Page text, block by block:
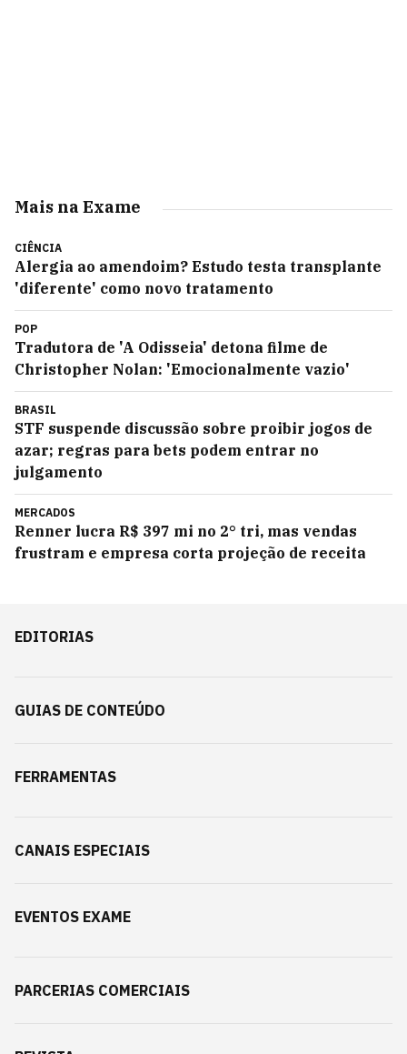
Mais na Exame
CIÊNCIA
Alergia ao amendoim? Estudo testa transplante
'diferente' como novo tratamento
POP
Tradutora de 'A Odisseia' detona filme de
Christopher Nolan: 'Emocionalmente vazio'
BRASIL
STF suspende discussão sobre proibir jogos de
azar; regras para bets podem entrar no
julgamento
MERCADOS
Renner lucra R$ 397 mi no 2° tri, mas vendas
frustram e empresa corta projeção de receita
EDITORIAS
GUIAS DE CONTEÚDO
FERRAMENTAS
CANAIS ESPECIAIS
EVENTOS EXAME
PARCERIAS COMERCIAIS